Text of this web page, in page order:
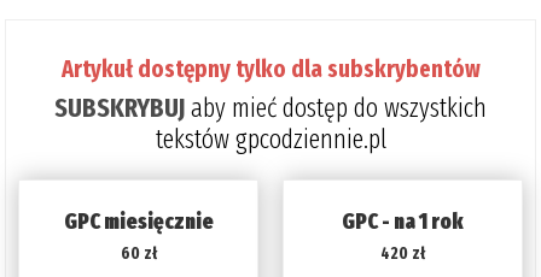
Artykuł dostępny tylko dla subskrybentów
SUBSKRYBUJaby mieć dostęp do wszystkich
tekstów gpcodziennie.pl
GPC miesięcznie
60 zł
GPC - na 1 rok
420 zł